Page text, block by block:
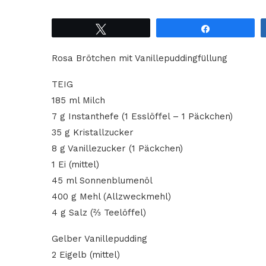
Rosa Brötchen mit Vanillepuddingfüllung
TEIG
185 ml Milch
7 g Instanthefe (1 Esslöffel – 1 Päckchen)
35 g Kristallzucker
8 g Vanillezucker (1 Päckchen)
1 Ei (mittel)
45 ml Sonnenblumenöl
400 g Mehl (Allzweckmehl)
4 g Salz (⅔ Teelöffel)
Gelber Vanillepudding
2 Eigelb (mittel)